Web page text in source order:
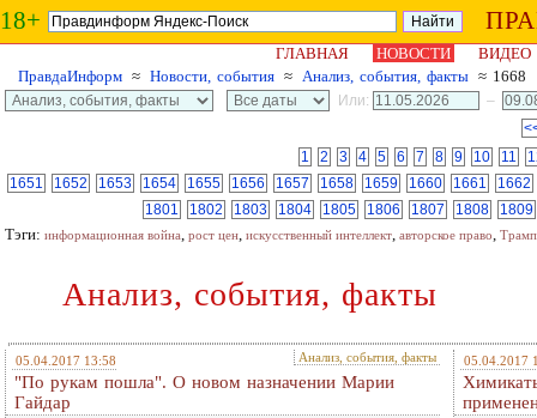
18+
ГЛАВНАЯ НОВОСТИ
ВИДЕО
ПравдаИнформ ≈ Новости, события ≈ Анализ, события, факты ≈ 1668
Или:
–
1
2 3 4 5 6 7 8 9 10 11
1651
1652 1653 1654 1655 1656 1657 1658 1659 1660 1661
1662
1801
1802 1803 1804 1805 1806 1807 1808 1809
Тэги: информационная война, рост цен, искусственный интеллект, авторское право, Трамп
Анализ, события, факты
05.04.2017 13:58 Анализ, события, факты
"По рукам пошла". О новом назначении Марии
Гайдар
05.04.2017